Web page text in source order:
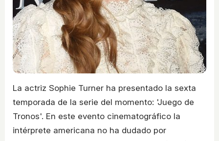
La actriz Sophie Turner ha presentado la sexta
temporada de la serie del momento: 'Juego de
Tronos'. En este evento cinematográfico la
intérprete americana no ha dudado por